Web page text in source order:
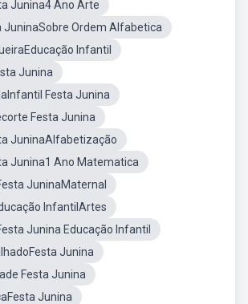
Junina4 Ano Arte
JuninaSobre Ordem Alfabetica
Infantil
Junina
Festa Junina
Festa Junina
JuninaAlfabetização
Junina1 Ano Matematica
JuninaMaternal
InfantilArtes
Junina Educação Infantil
Junina
Festa Junina
Junina